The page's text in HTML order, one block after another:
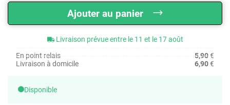
Ajouter au panier
Livraison prévue entre le 11 et le 17 août
En point relais
5,90€
Livraison à domicile
6,90€
Disponible